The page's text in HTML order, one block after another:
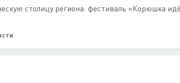
столицу региона: фестиваль «Корюшка